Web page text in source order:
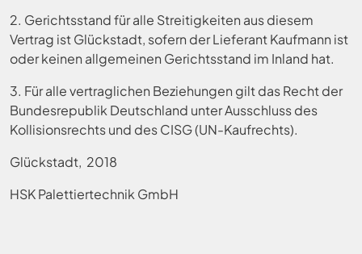
2. Gerichtsstand für alle Streitigkeiten aus diesem
Vertrag ist Glückstadt, sofern der Lieferant Kaufmann ist
oder keinen allgemeinen Gerichtsstand im Inland hat.
3. Für alle vertraglichen Beziehungen gilt das Recht der
Bundesrepublik Deutschland unter Ausschluss des
Kollisionsrechts und des CISG (UN-Kaufrechts).
Glückstadt, 2018
HSK Palettiertechnik GmbH